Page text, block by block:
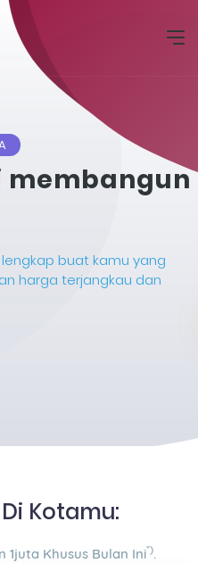
membangun
lengkap buat kamu yang
harga terjangkau dan
Kotamu:
1juta Khusus Bulan Ini*).